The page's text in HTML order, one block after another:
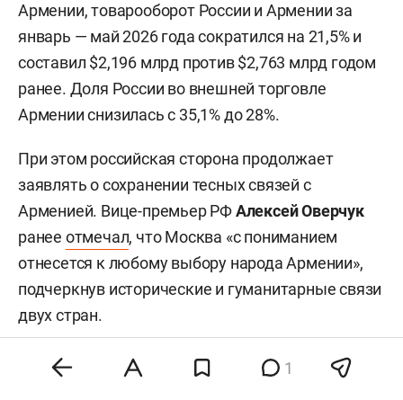
Армении, товарооборот России и Армении за
январь — май 2026 года сократился на 21,5% и
составил $2,196 млрд против $2,763 млрд годом
ранее. Доля России во внешней торговле
Армении снизилась с 35,1% до 28%.
При этом российская сторона продолжает
заявлять о сохранении тесных связей с
Арменией. Вице-премьер РФАлексей Оверчук
ранее отмечал, что Москва «с пониманием
отнесется к любому выбору народа Армении»,
подчеркнув исторические и гуманитарные связи
двух стран.
1